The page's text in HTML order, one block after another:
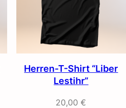
Herren-T-Shirt “Liber
Lestihr”
20,00€